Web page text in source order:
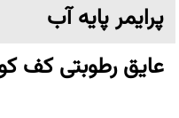
پرایمر پایه آب
عایق رطوبتی کف